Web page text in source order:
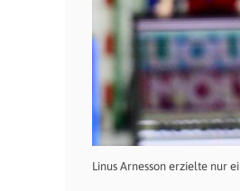
Linus Arnesson erzielte nur